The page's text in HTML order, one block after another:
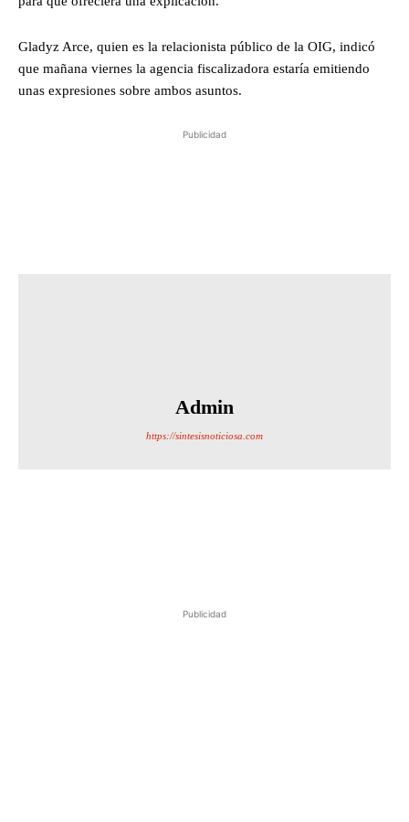
Gladyz Arce, quien es la relacionista público de la OIG, indicó
que mañana viernes la agencia fiscalizadora estaría emitiendo
unas expresiones sobre ambos asuntos.
Publicidad
Admin
https://sintesisnoticiosa.com
Publicidad